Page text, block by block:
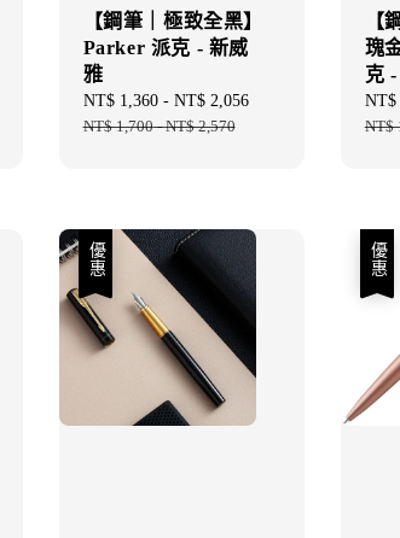
【鋼筆｜極致全黑】
Parker 派克 - 新威
雅
Sale
price
NT$ 1,360- NT$ 2,056
NT$ 1,700-NT$ 2,570
【
瑰
克
Sale
price
NT$
NT$
優惠 優惠